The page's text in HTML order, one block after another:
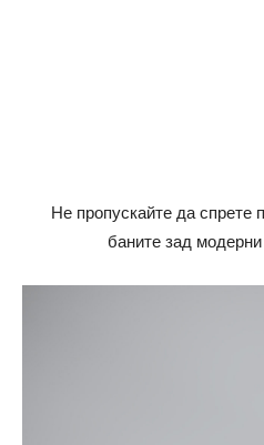
Не пропускайте да спрете
баните зад